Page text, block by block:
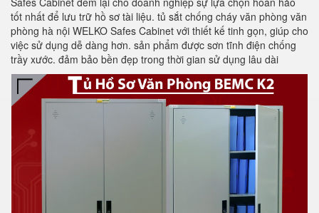
tốt nhất để lưu trữ hồ sơ tài liệu. tủ sắt chống cháy văn phòng văn
phòng hà nội WELKO Safes Cabinet với thiết kế tinh gọn, giúp cho
việc sử dụng dễ dàng hơn. sản phẩm được sơn tĩnh điện chống
trầy xước. đảm bảo bền đẹp trong thời gian sử dụng lâu dài